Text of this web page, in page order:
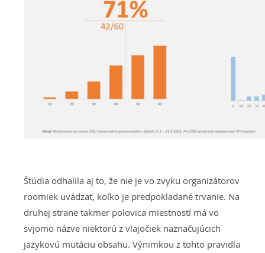
Štúdia odhalila aj to, že nie je vo zvyku organizátorov
roomiek uvádzať, koľko je predpokladané trvanie. Na
druhej strane takmer polovica miestností má vo
svjomo názve niektorú z vlajočiek naznačujúcich
jazykovú mutáciu obsahu. Výnimkou z tohto pravidla